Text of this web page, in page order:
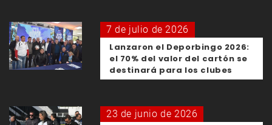
7 de julio de 2026
Lanzaron el Deporbingo 2026:
el 70% del valor del cartón se
destinará para los clubes
23 de junio de 2026